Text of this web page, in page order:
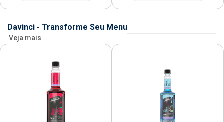
Davinci - Transforme Seu Menu
Veja mais